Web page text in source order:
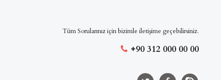
Tüm Sorularınız için bizimle iletişime geçebilirsiniz.
+90 312 000 00 00